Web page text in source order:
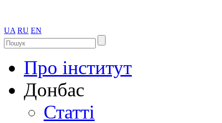
UA RU EN
Про інститут
Донбас
Статті